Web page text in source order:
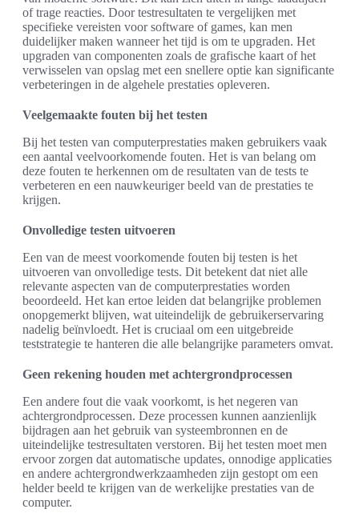
of trage reacties. Door testresultaten te vergelijken met
specifieke vereisten voor software of games, kan men
duidelijker maken wanneer het tijd is om te upgraden. Het
upgraden van componenten zoals de grafische kaart of het
verwisselen van opslag met een snellere optie kan significante
verbeteringen in de algehele prestaties opleveren.
Veelgemaakte fouten bij het testen
Bij het testen van computerprestaties maken gebruikers vaak
een aantal veelvoorkomende fouten. Het is van belang om
deze fouten te herkennen om de resultaten van de tests te
verbeteren en een nauwkeuriger beeld van de prestaties te
krijgen.
Onvolledige testen uitvoeren
Een van de meest voorkomende fouten bij testen is het
uitvoeren van onvolledige tests. Dit betekent dat niet alle
relevante aspecten van de computerprestaties worden
beoordeeld. Het kan ertoe leiden dat belangrijke problemen
onopgemerkt blijven, wat uiteindelijk de gebruikerservaring
nadelig beïnvloedt. Het is cruciaal om een uitgebreide
teststrategie te hanteren die alle belangrijke parameters omvat.
Geen rekening houden met achtergrondprocessen
Een andere fout die vaak voorkomt, is het negeren van
achtergrondprocessen. Deze processen kunnen aanzienlijk
bijdragen aan het gebruik van systeembronnen en de
uiteindelijke testresultaten verstoren. Bij het testen moet men
ervoor zorgen dat automatische updates, onnodige applicaties
en andere achtergrondwerkzaamheden zijn gestopt om een
helder beeld te krijgen van de werkelijke prestaties van de
computer.